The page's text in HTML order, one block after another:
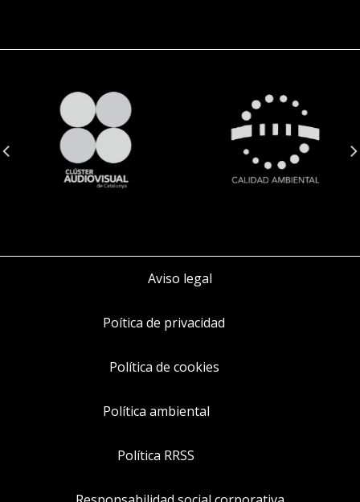
Aviso legal
Poítica de privacidad
Política de cookies
Política ambiental
Política RRSS